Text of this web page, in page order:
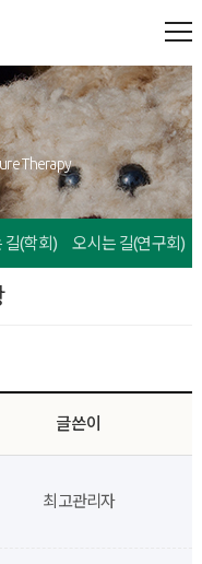
Therapy
길(학회) 오시는 길(연구회)
글쓴이
최고관리자